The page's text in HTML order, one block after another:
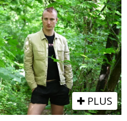
PLUS